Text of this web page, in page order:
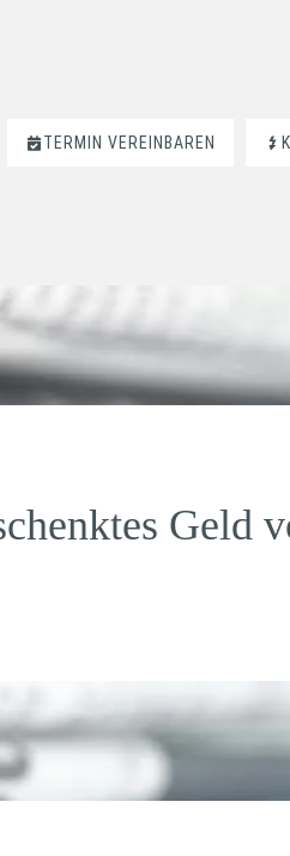
TERMIN VEREINBAREN
Geld